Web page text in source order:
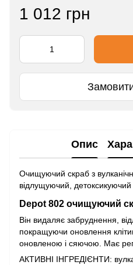
1 012 грн
Опис
Очищуючий скраб з
відлущуючий, детоксикуючий
Depot 802 очищуючий
Він видаляє забруднення,
покращуючи оновлення
оновленою і сяючою. Має
АКТИВНІ ІНГРЕДІЄНТИ: